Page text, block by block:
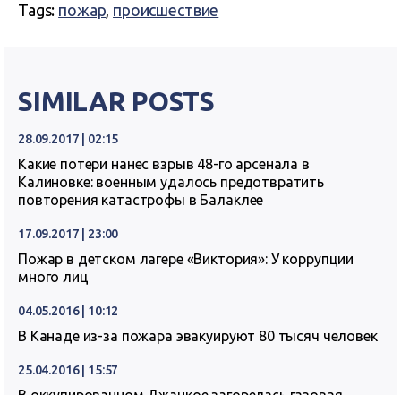
Tags: пожар, происшествие
SIMILAR POSTS
28.09.2017 | 02:15
Какие потери нанес взрыв 48-го арсенала в
Калиновке: военным удалось предотвратить
повторения катастрофы в Балаклее
17.09.2017 | 23:00
Пожар в детском лагере «Виктория»: У коррупции
много лиц
04.05.2016 | 10:12
В Канаде из-за пожара эвакуируют 80 тысяч человек
25.04.2016 | 15:57